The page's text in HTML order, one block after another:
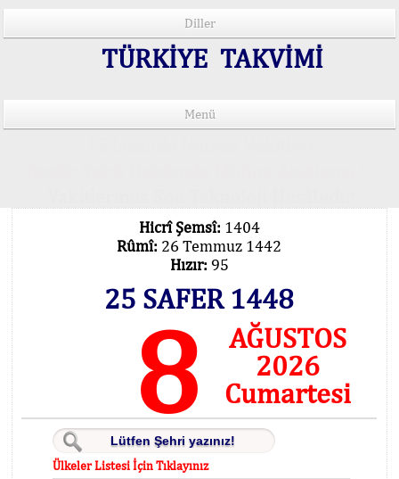
Diller
TÜRKİYE TAKVİMİ
Menü
Hicrî Şemsî: 1404
Rûmî: 26 Temmuz 1442
Hızır: 95
25 SAFER 1448
8
AĞUSTOS
2026
Cumartesi
Ülkeler Listesi İçin Tıklayınız